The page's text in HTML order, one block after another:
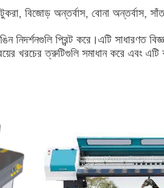
বিজোড় অন্তর্বাস, বোনা অন্তর্বাস,
নিদর্শনগুলি প্রিন্ট করে।এটি সাধারণত
খরচের ত্রুটিগুলি সমাধান করে এবং